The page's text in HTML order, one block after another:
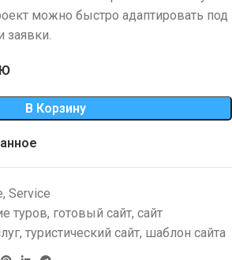
можно быстро адаптировать под
заявки.
В Корзину
, Service
туров, готовый сайт, сайт
, туристический сайт, шаблон сайта